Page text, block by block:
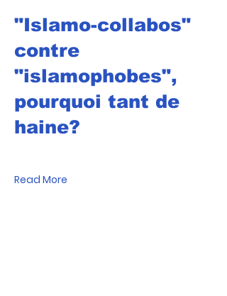
"Islamo-collabos"
contre
"islamophobes",
pourquoi tant de
haine?
Read More